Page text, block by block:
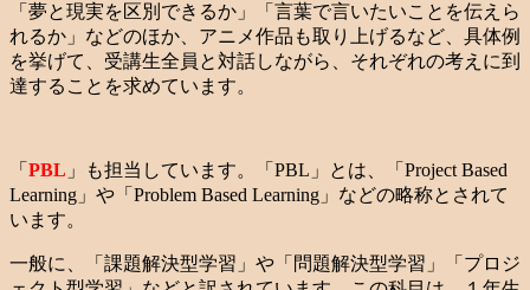
「夢と現実を区別できるか」「言葉で言いたいことを伝えら
れるか」などのほか、アニメ作品も取り上げるなど、具体例
を挙げて、受講生全員と対話しながら、それぞれの考えに到
達することを求めています。
「 PBL 」も担当しています。「PBL」とは、「Project Based
Learning」や「Problem Based Learning」などの略称とされて
います。
一般に、「課題解決型学習」や「問題解決型学習」「プロジ